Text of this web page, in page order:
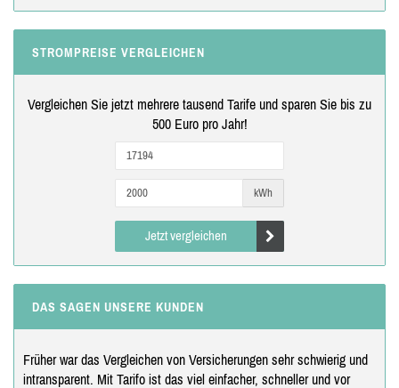
STROMPREISE VERGLEICHEN
Vergleichen Sie jetzt mehrere tausend Tarife und sparen Sie bis zu
500 Euro pro Jahr!
kWh
Jetzt vergleichen
DAS SAGEN UNSERE KUNDEN
Früher war das Vergleichen von Versicherungen sehr schwierig und
intransparent. Mit Tarifo ist das viel einfacher, schneller und vor